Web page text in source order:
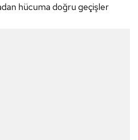
hücuma doğru geçişler